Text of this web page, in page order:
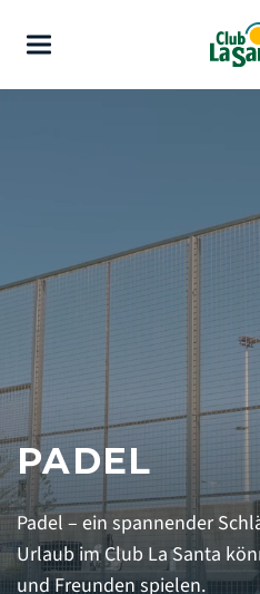
PADEL
Padel – ein spannender
Urlaub im Club La Santa
und Freunden spielen.